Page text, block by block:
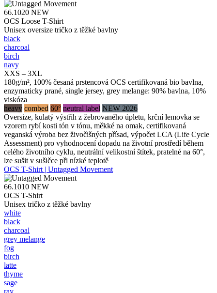
66.1020 NEW
OCS Loose T-Shirt
Unisex oversize tričko z těžké bavlny
black
charcoal
birch
navy
XXS – 3XL
180g/m², 100% česaná prstencová OCS certifikovaná bio bavlna,
enzymaticky prané, single jersey, grey melange: 90% bavlna, 10%
viskóza
heavy combed 60° neutral label NEW 2026
Oversize, kulatý výstřih z žebrovaného úpletu, krční lemovka se
vzorem rybí kosti tón v tónu, měkké na omak, certifikovaná
veganská výroba bez živočišných přísad, výpočet LCA (Life Cycle
Assessment) pro vyhodnocení dopadu na životní prostředí během
celého životního cyklu, neutrální velikostní štítek, pratelné na 60°,
lze sušit v sušičce při nízké teplotě
OCS T-Shirt | Untagged Movement
66.1010 NEW
OCS T-Shirt
Unisex tričko z těžké bavlny
white
black
charcoal
grey melange
fog
birch
latte
thyme
sage